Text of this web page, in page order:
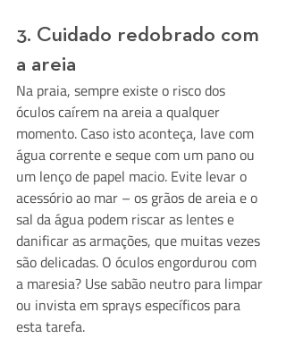
3. Cuidado redobrado com
a areia
Na praia, sempre existe o risco dos
óculos caírem na areia a qualquer
momento. Caso isto aconteça, lave com
água corrente e seque com um pano ou
um lenço de papel macio. Evite levar o
acessório ao mar – os grãos de areia e o
sal da água podem riscar as lentes e
danificar as armações, que muitas vezes
são delicadas. O óculos engordurou com
a maresia? Use sabão neutro para limpar
ou invista em sprays específicos para
esta tarefa.